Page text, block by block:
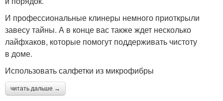
И профессиональные клинеры немного приоткрыли
завесу тайны. А в конце вас также ждет несколько
лайфхаков, которые помогут поддерживать чистоту
в доме.
Использовать салфетки из микрофибры
читать дальше →